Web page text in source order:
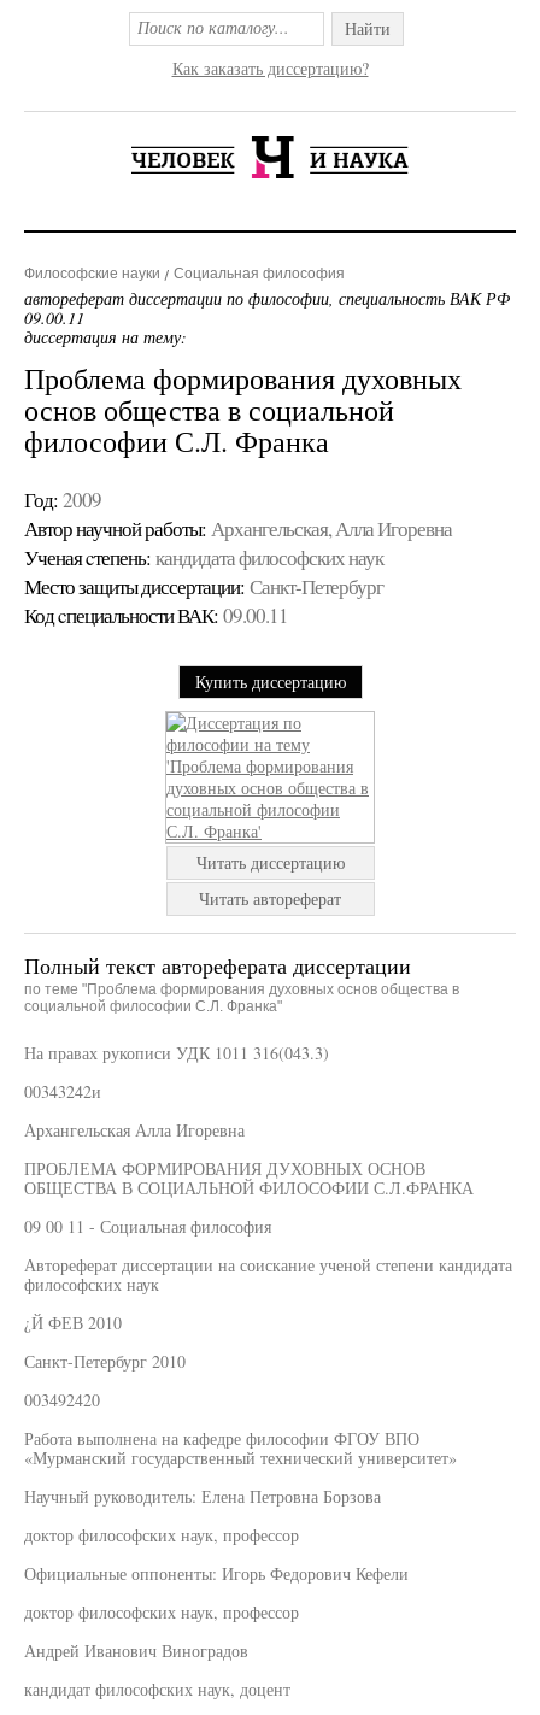
Найти
Как заказать диссертацию?
Философские науки Социальная философия
автореферат диссертации по философии, специальность ВАК РФ
09.00.11
диссертация на тему:
Проблема формирования духовных
основ общества в социальной
философии С.Л. Франка
Год: 2009
Автор научной работы: Архангельская, Алла Игоревна
Ученая cтепень: кандидата философских наук
Место защиты диссертации: Санкт-Петербург
Код cпециальности ВАК: 09.00.11
Купить диссертацию
Читать диссертацию
Читать автореферат
Полный текст автореферата диссертации
по теме "Проблема формирования духовных основ общества в
социальной философии С.Л. Франка"
На правах рукописи УДК 1011 316(043.3)
00343242и
Архангельская Алла Игоревна
ПРОБЛЕМА ФОРМИРОВАНИЯ ДУХОВНЫХ ОСНОВ
ОБЩЕСТВА В СОЦИАЛЬНОЙ ФИЛОСОФИИ С.Л.ФРАНКА
09 00 11 - Социальная философия
Автореферат диссертации на соискание ученой степени кандидата
философских наук
¿Й ФЕВ 2010
Санкт-Петербург 2010
003492420
Работа выполнена на кафедре философии ФГОУ ВПО
«Мурманский государственный технический университет»
Научный руководитель: Елена Петровна Борзова
доктор философских наук, профессор
Официальные оппоненты: Игорь Федорович Кефели
доктор философских наук, профессор
Андрей Иванович Виноградов
кандидат философских наук, доцент